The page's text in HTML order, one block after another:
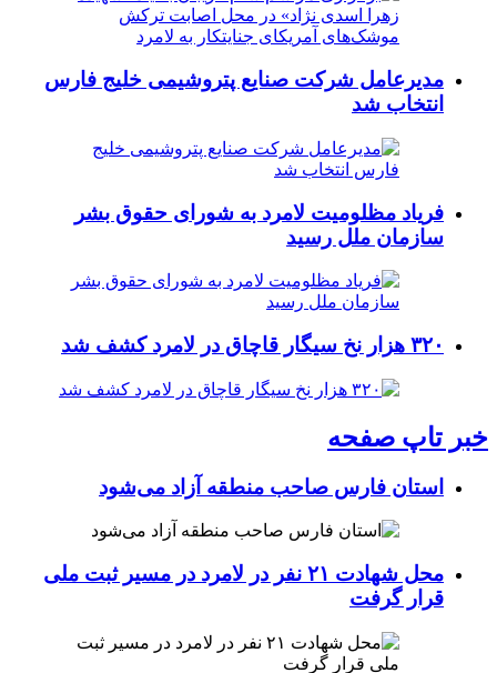
مدیرعامل شرکت صنایع پتروشیمی خلیج فارس
انتخاب شد
فریاد مظلومیت لامرد به شورای حقوق بشر
سازمان ملل رسید
۳۲۰ هزار نخ سیگار قاچاق در لامرد کشف شد
خبر تاپ صفحه
استان فارس صاحب منطقه آزاد می‌شود
محل شهادت ۲۱ نفر در لامرد در مسیر ثبت ملی
قرار گرفت